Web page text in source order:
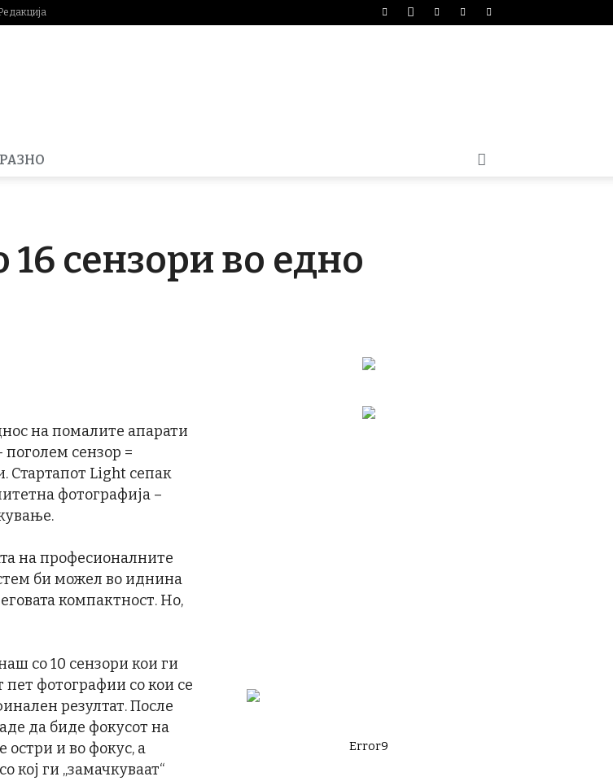
РАЗНО
16 сензори во едно
на помалите апарати
сензор =
Стартапот Light сепак
фотографија –
на професионалните
би можел во иднина
компактност. Но,
со 10 сензори кои ги
фотографии со кои се
резултат. После
да биде фокусот на
остри и во фокус, а
кој ги „замачкуваат“
Error9